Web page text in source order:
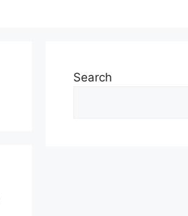
Search